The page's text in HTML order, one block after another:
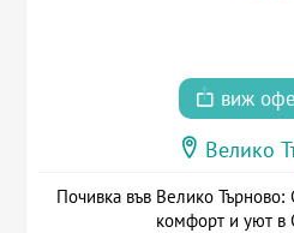
виж
Велико
Почивка във Велико Търново:
комфорт и уют в